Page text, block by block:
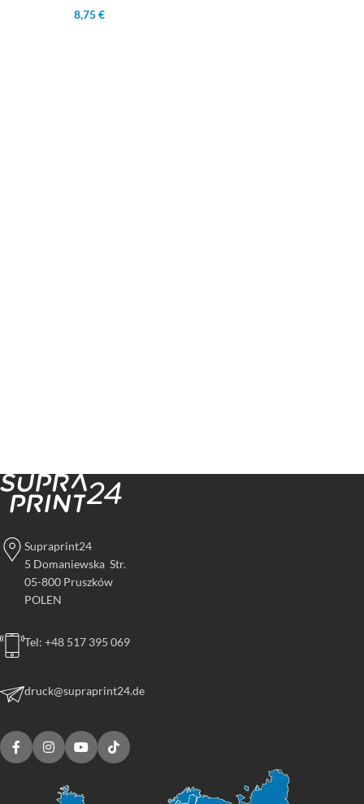
8,75 €
Supraprint24
5 Domaniewska Str.
05-800 Pruszków
POLEN
Tel: +48 517 395 069
druck@supraprint24.de